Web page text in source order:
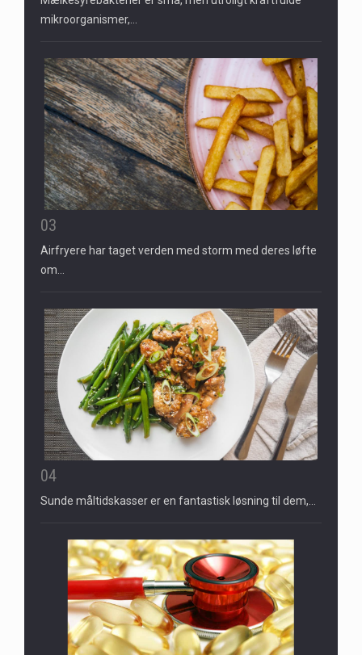
mikroorganismer,…
03
Airfryere har taget verden med storm med deres løfte
om…
04
Sunde måltidskasser er en fantastisk løsning til dem,…